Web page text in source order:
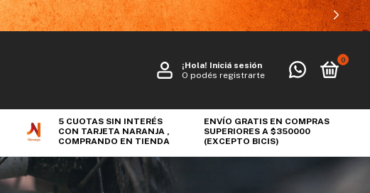
¡Hola! Iniciá sesión
O podés registrarte
0
5 CUOTAS SIN INTERÉS
CON TARJETA NARANJA ,
COMPRANDO EN TIENDA
ENVÍO GRATIS EN COMPRAS
SUPERIORES A $350000
(EXCEPTO BICIS)